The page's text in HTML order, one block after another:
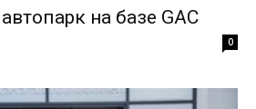
на базе GAC
0